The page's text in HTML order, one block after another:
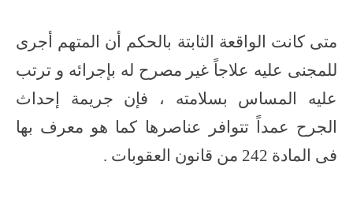
متى كانت الواقعة الثابتة بالحكم أن المتهم أجرى
للمجنى عليه علاجاً غير مصرح له بإجرائه و ترتب
عليه المساس بسلامته ، فإن جريمة إحداث
الجرح عمداً تتوافر عناصرها كما هو معرف بها
فى المادة 242 من قانون العقوبات .